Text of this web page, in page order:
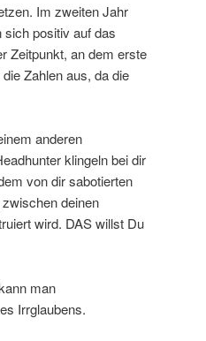
Im zweiten Jahr
sich positiv auf das
Zeitpunkt, an dem erste
Zahlen aus, da die
anderen
klingeln bei dir
von dir sabotierten
deinen
wird. DAS willst Du
man
Irrglaubens.